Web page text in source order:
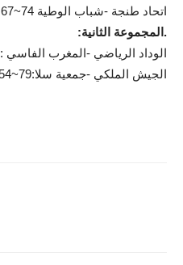
اتحاد طنجة -شباب الوطية 74~67
.المجموعة الثانية:
الوداد الرياضي -المغرب الفاسي :62~53
الجيش الملكي -جمعية سلا:79~54.